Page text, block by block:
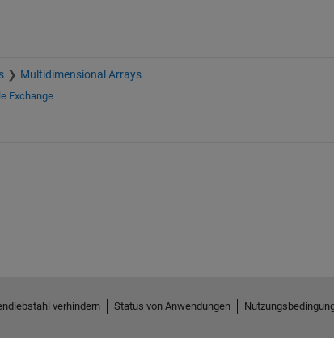
Multidimensional Arrays
Exchange
verhindern Status von Anwendungen